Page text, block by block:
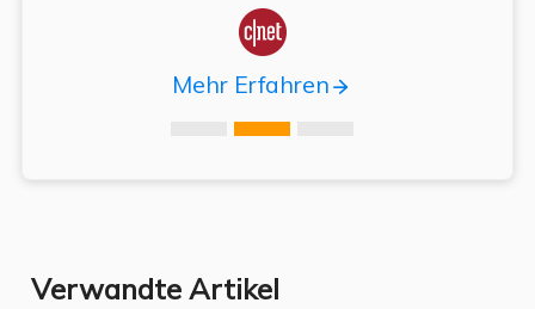

Mehr Erfahren
Verwandte Artikel